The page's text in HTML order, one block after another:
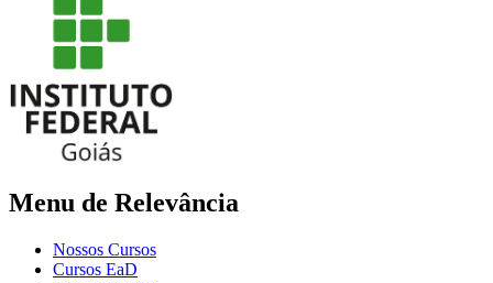
Menu de Relevância
Nossos Cursos
Cursos EaD